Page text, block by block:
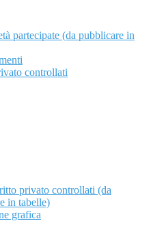
partecipate (da pubblicare in
controllati
privato controllati (da
in tabelle)
grafica